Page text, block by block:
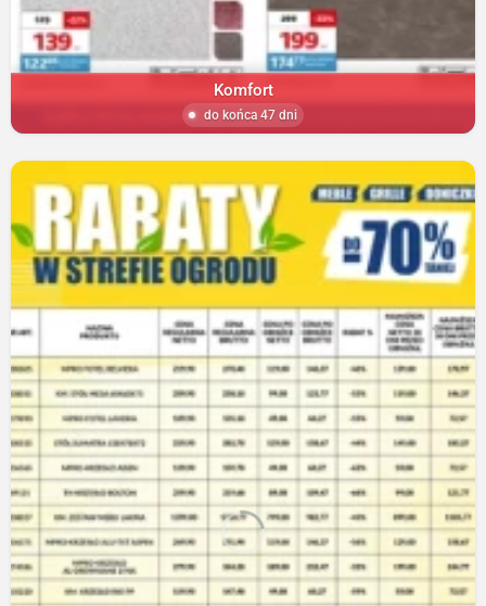
Komfort
do końca 47 dni